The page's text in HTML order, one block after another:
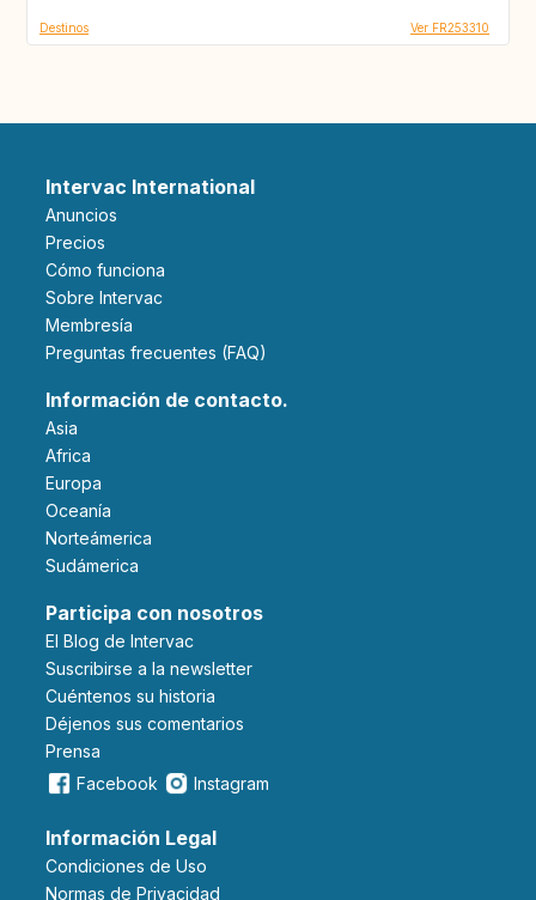
Destinos Ver FR253310
Intervac International
Anuncios
Precios
Cómo funciona
Sobre Intervac
Membresía
Preguntas frecuentes (FAQ)
Información de contacto.
Asia
Africa
Europa
Oceanía
Norteámerica
Sudámerica
Participa con nosotros
El Blog de Intervac
Suscribirse a la newsletter
Cuéntenos su historia
Déjenos sus comentarios
Prensa
Facebook
Instagram
Información Legal
Condiciones de Uso
Normas de Privacidad